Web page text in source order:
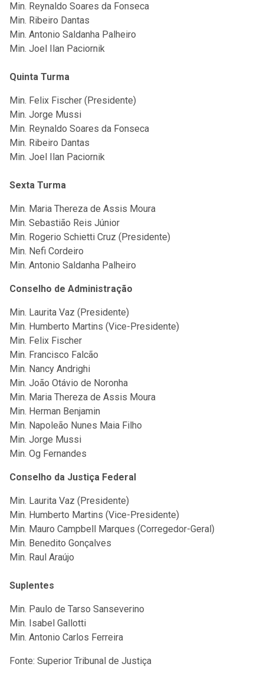
Min. Reynaldo Soares da Fonseca
Min. Ribeiro Dantas
Min. Antonio Saldanha Palheiro
Min. Joel Ilan Paciornik
Quinta Turma
Min. Felix Fischer (Presidente)
Min. Jorge Mussi
Min. Reynaldo Soares da Fonseca
Min. Ribeiro Dantas
Min. Joel Ilan Paciornik
Sexta Turma
Min. Maria Thereza de Assis Moura
Min. Sebastião Reis Júnior
Min. Rogerio Schietti Cruz (Presidente)
Min. Nefi Cordeiro
Min. Antonio Saldanha Palheiro
Conselho de Administração
Min. Laurita Vaz (Presidente)
Min. Humberto Martins (Vice-Presidente)
Min. Felix Fischer
Min. Francisco Falcão
Min. Nancy Andrighi
Min. João Otávio de Noronha
Min. Maria Thereza de Assis Moura
Min. Herman Benjamin
Min. Napoleão Nunes Maia Filho
Min. Jorge Mussi
Min. Og Fernandes
Conselho da Justiça Federal
Min. Laurita Vaz (Presidente)
Min. Humberto Martins (Vice-Presidente)
Min. Mauro Campbell Marques (Corregedor-Geral)
Min. Benedito Gonçalves
Min. Raul Araújo
Suplentes
Min. Paulo de Tarso Sanseverino
Min. Isabel Gallotti
Min. Antonio Carlos Ferreira
Fonte: Superior Tribunal de Justiça